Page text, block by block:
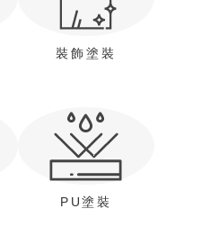
裝飾塗裝
PU塗裝